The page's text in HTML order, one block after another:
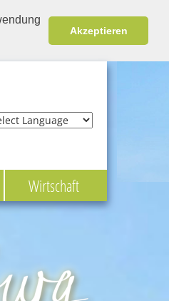
Akzeptieren
Wirtschaft